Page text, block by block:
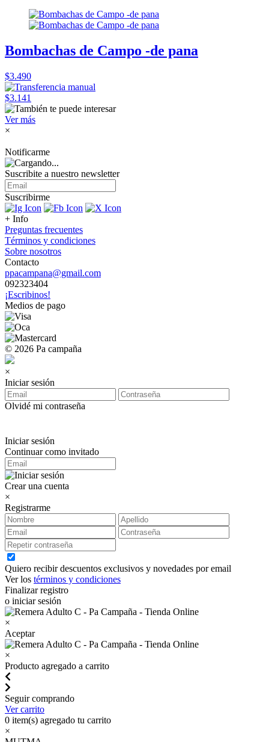
Bombachas de Campo -de pana
$3.490
$3.141
Ver más
×
Notificarme
Suscribite a nuestro newsletter
Suscribirme
+ Info
Preguntas frecuentes
Términos y condiciones
Sobre nosotros
Contacto
ppacampana@gmail.com
092323404
¡Escribinos!
Medios de pago
© 2026 Pa campaña
×
Iniciar sesión
Olvidé mi contraseña
Iniciar sesión
Continuar como invitado
Crear una cuenta
×
Registrarme
Quiero recibir descuentos exclusivos y novedades por email
Ver los términos y condiciones
Finalizar registro
o iniciar sesión
×
Aceptar
×
Producto agregado a carrito
Seguir comprando
Ver carrito
0 item(s) agregado tu carrito
×